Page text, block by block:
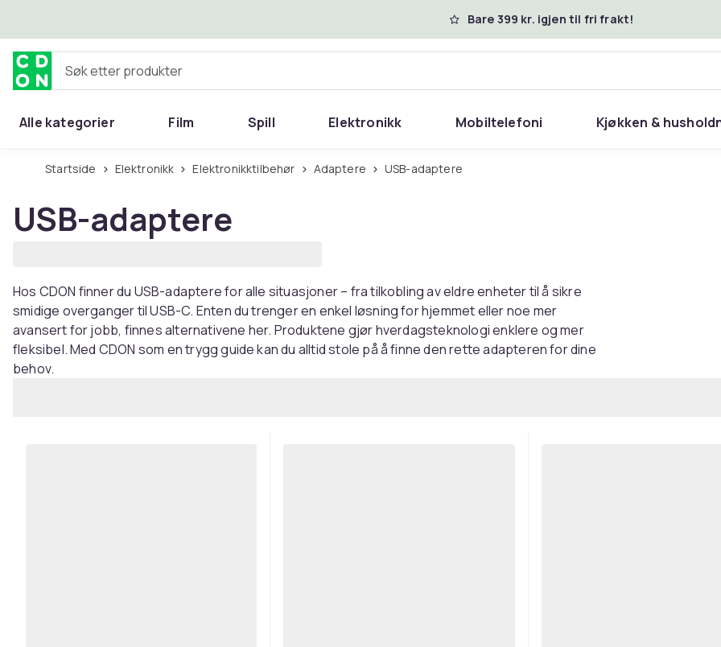
Bare 399 kr. igjen til fri frakt!
Søk etter produkter
Alle kategorier Film Spill Elektronikk Mobiltelefoni Kjøkken &
Startside Elektronikk Elektronikktilbehør Adaptere USB-adaptere
USB-adaptere
Hos CDON finner du USB-adaptere for alle situasjoner – fra tilkobling av eldre enheter til å sikre
smidige overganger til USB-C. Enten du trenger en enkel løsning for hjemmet eller noe mer
avansert for jobb, finnes alternativene her. Produktene gjør hverdagsteknologi enklere og mer
fleksibel. Med CDON som en trygg guide kan du alltid stole på å finne den rette adapteren for dine
behov.